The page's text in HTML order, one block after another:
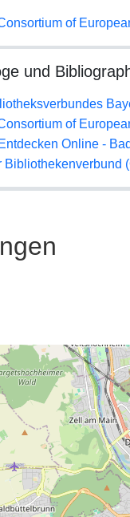
of
und
of
Online -
Bibliothekenverbund